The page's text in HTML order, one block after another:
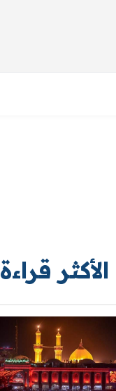
الأكثر قراءة